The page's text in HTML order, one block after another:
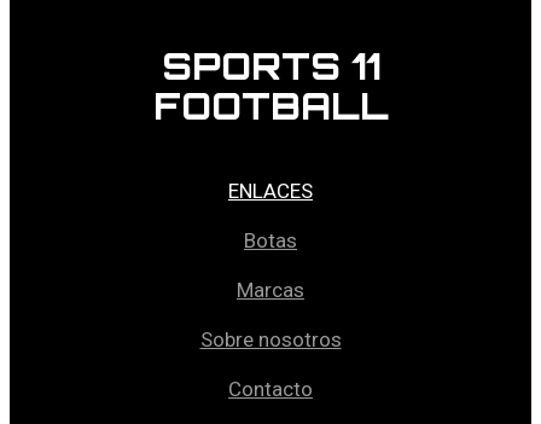
SPORTS 11
FOOTBALL
ENLACES
Botas
Marcas
Sobre nosotros
Contacto